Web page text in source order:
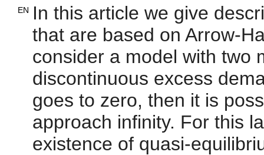
EN
In this article we give
that are based on Arrow-
consider a model with two
discontinuous excess
goes to zero, then it is
approach infinity. For this
existence of quasi-